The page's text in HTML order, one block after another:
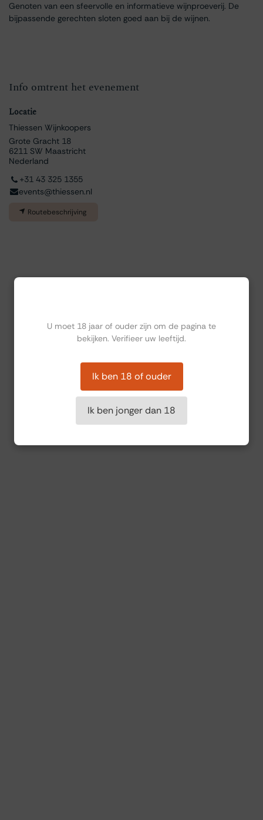
Genoten van een sfeervolle en informatieve wijnproeverij. De
bijpassende gerechten sloten goed aan bij de wijnen.
Info omtrent het evenement
Locatie
Thiessen Wijnkoopers
Grote Gracht 18
6211 SW Maastricht
Nederland
+31 43 325 1355
events@thiessen.nl
Routebeschrijving
U moet 18 jaar of ouder zijn om de pagina te
bekijken. Verifieer uw leeftijd.
Ik ben 18 of ouder
Ik ben jonger dan 18